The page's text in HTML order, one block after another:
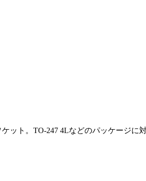
ット。TO-247 4Lなどのパッケージ